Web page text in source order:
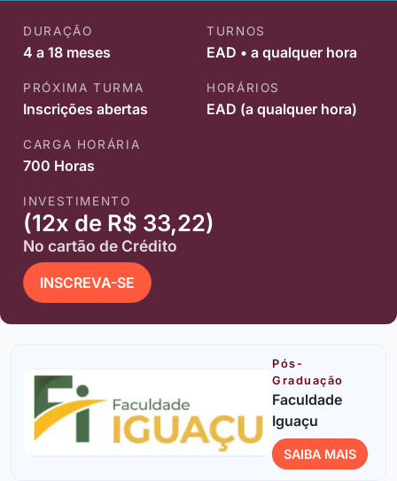
DURAÇÃO
4 a 18 meses
TURNOS
EAD • a qualquer hora
PRÓXIMA TURMA
Inscrições abertas
HORÁRIOS
EAD (a qualquer hora)
CARGA HORÁRIA
700 Horas
INVESTIMENTO
(12x de R$ 33,22)
No cartão de Crédito
INSCREVA-SE
Pós-
Graduação
Faculdade
Iguaçu
SAIBA MAIS